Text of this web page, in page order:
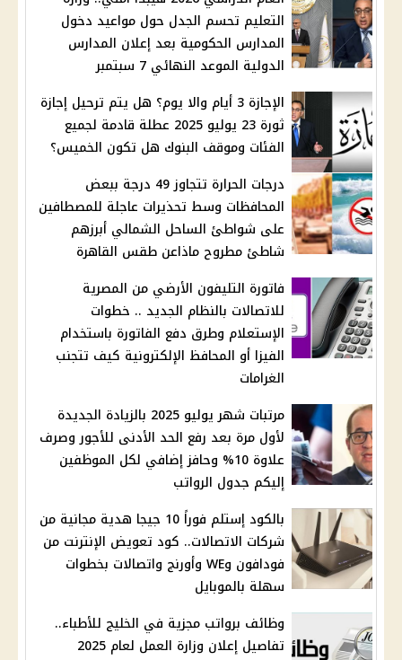
التعليم تحسم الجدل حول مواعيد دخول
المدارس الحكومية بعد إعلان المدارس
الدولية الموعد النهائي 7 سبتمبر
الإجازة 3 أيام والا يوم؟ هل يتم ترحيل إجازة
ثورة 23 يوليو 2025 عطلة قادمة لجميع
الفئات وموقف البنوك هل تكون الخميس؟
درجات الحرارة تتجاوز 49 درجة ببعض
المحافظات وسط تحذيرات عاجلة للمصطافين
على شواطئ الساحل الشمالي أبرزهم
شاطئ مطروح ماذاعن طقس القاهرة
فاتورة التليفون الأرضي من المصرية
للاتصالات بالنظام الجديد .. خطوات
الإستعلام وطرق دفع الفاتورة باستخدام
الفيزا أو المحافظ الإلكترونية كيف تتجنب
الغرامات
مرتبات شهر يوليو 2025 بالزيادة الجديدة
لأول مرة بعد رفع الحد الأدنى للأجور وصرف
علاوة 10% وحافز إضافي لكل الموظفين
إليكم جدول الرواتب
بالكود إستلم فوراً 10 جيجا هدية مجانية من
شركات الاتصالات.. كود تعويض الإنترنت من
فودافون وWE وأورنج واتصالات بخطوات
سهلة بالموبايل
وظائف برواتب مجزية في الخليج للأطباء..
تفاصيل إعلان وزارة العمل لعام 2025